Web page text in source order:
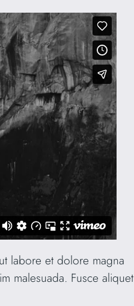
labore et dolore magna
malesuada. Fusce aliquet